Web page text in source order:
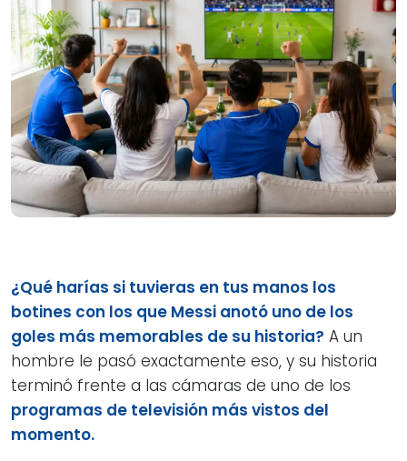
¿Qué harías si tuvieras en tus manos los
botines con los que Messi anotó uno de los
goles más memorables de su historia? A un
hombre le pasó exactamente eso, y su historia
terminó frente a las cámaras de uno de los
programas de televisión más vistos del
momento.